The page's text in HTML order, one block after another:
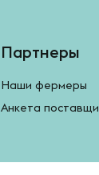
Партнеры
Наши фермеры
Анкета